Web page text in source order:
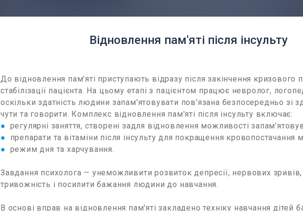
Відновлення пам'яті після інсульту
До відновлення пам'яті приступають відразу після закінчення кризового
стабілізації пацієнта. На цьому етапі з пацієнтом працює невролог,
оскільки здатність людини запам'ятовувати пов'язана безпосередньо зі
чути та говорити. Комплекс відновлення пам'яті після інсульту включає:
● регулярні заняття, створені задля відновлення можливості
● препарати та вітаміни після інсульту для покращення кровопостачання
● режим дня та харчування.
Завдання психолога — унеможливити розвиток депресії, нервових зривів,
тривожність і посилити бажання людини до навчання.
В основі вправ на відновлення пам'яті закладено техніку навчання дітей